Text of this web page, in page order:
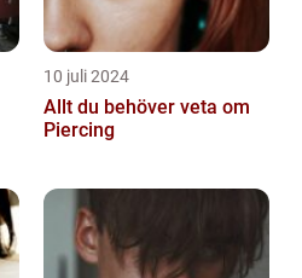
10 juli 2024
Allt du behöver veta om
Piercing